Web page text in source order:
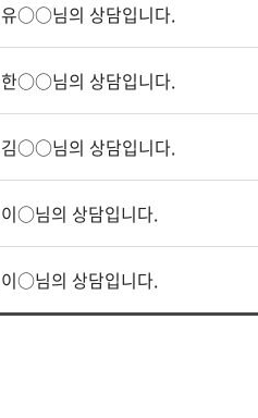
유○○님의 상담입니다.
한○○님의 상담입니다.
김○○님의 상담입니다.
이○님의 상담입니다.
이○님의 상담입니다.